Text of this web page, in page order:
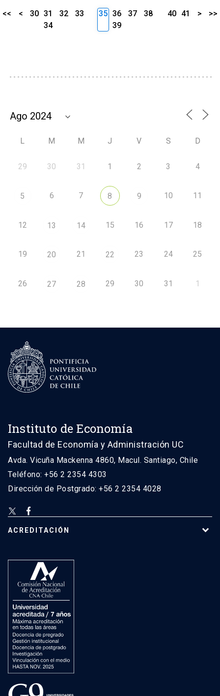
<< < 30 31 32
33
34
35 36 37
38
39
40 41 > >>
L M M J V S D
29 30 31 1 2 3 4
5 6 7 8 9 10 11
12 13 14 15 16 17 18
19 20 21 22 23 24 25
26 27 28 29 30 31 1
Instituto de Economía
Facultad de Economía y Administración UC
Avda. Vicuña Mackenna 4860, Macul. Santiago, Chile
Teléfono: +56 2 2354 4303
Dirección de Postgrado: +56 2 2354 4028
ACREDITACIÓN